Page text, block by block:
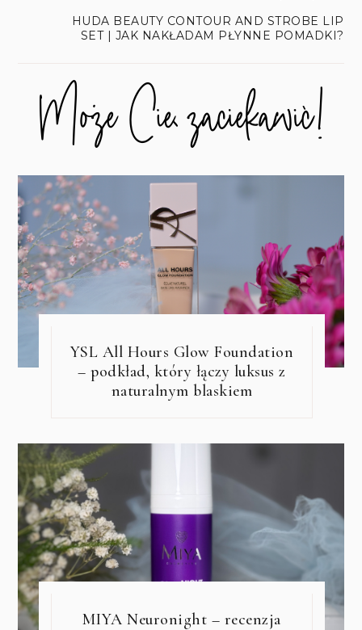
HUDA BEAUTY CONTOUR AND STROBE LIP
SET | JAK NAKŁADAM PŁYNNE POMADKI?
YSL All Hours Glow Foundation
– podkład, który łączy luksus z
naturalnym blaskiem
MIYA Neuronight – recenzja